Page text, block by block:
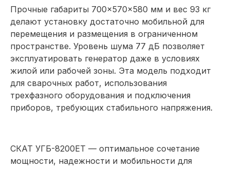
Прочные габариты 700×570×580 мм и вес 93 кг
делают установку достаточно мобильной для
перемещения и размещения в ограниченном
пространстве. Уровень шума 77 дБ позволяет
эксплуатировать генератор даже в условиях
жилой или рабочей зоны. Эта модель подходит
для сварочных работ, использования
трехфазного оборудования и подключения
приборов, требующих стабильного напряжения.
СКАТ УГБ-8200ЕT — оптимальное сочетание
мощности, надежности и мобильности для